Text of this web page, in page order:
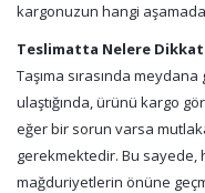
kargonuzun hangi
Teslimatta Nelere Dikkat
Taşıma sırasında
ulaştığında, ürünü kargo
eğer bir sorun varsa
gerekmektedir. Bu
mağduriyetlerin önüne